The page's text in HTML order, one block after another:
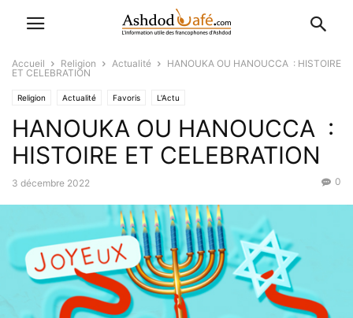
Accueil Religion Actualité
HANOUKA OU HANOUCCA : HISTOIRE
ET CELEBRATION
Religion Actualité Favoris L'Actu
HANOUKA OU HANOUCCA :
HISTOIRE ET CELEBRATION
3 décembre 2022 0